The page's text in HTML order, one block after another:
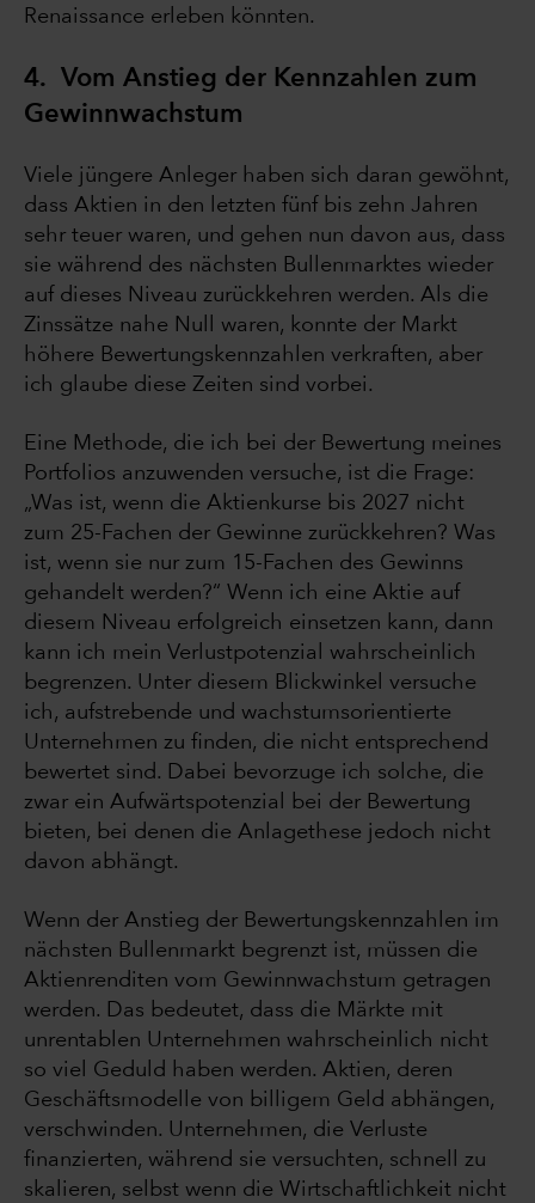
Renaissance erleben könnten.
4. Vom Anstieg der Kennzahlen zum
Gewinnwachstum
Viele jüngere Anleger haben sich daran gewöhnt,
dass Aktien in den letzten fünf bis zehn Jahren
sehr teuer waren, und gehen nun davon aus, dass
sie während des nächsten Bullenmarktes wieder
auf dieses Niveau zurückkehren werden. Als die
Zinssätze nahe Null waren, konnte der Markt
höhere Bewertungskennzahlen verkraften, aber
ich glaube diese Zeiten sind vorbei.
Eine Methode, die ich bei der Bewertung meines
Portfolios anzuwenden versuche, ist die Frage:
„Was ist, wenn die Aktienkurse bis 2027 nicht
zum 25-Fachen der Gewinne zurückkehren? Was
ist, wenn sie nur zum 15-Fachen des Gewinns
gehandelt werden?“ Wenn ich eine Aktie auf
diesem Niveau erfolgreich einsetzen kann, dann
kann ich mein Verlustpotenzial wahrscheinlich
begrenzen. Unter diesem Blickwinkel versuche
ich, aufstrebende und wachstumsorientierte
Unternehmen zu finden, die nicht entsprechend
bewertet sind. Dabei bevorzuge ich solche, die
zwar ein Aufwärtspotenzial bei der Bewertung
bieten, bei denen die Anlagethese jedoch nicht
davon abhängt.
Wenn der Anstieg der Bewertungskennzahlen im
nächsten Bullenmarkt begrenzt ist, müssen die
Aktienrenditen vom Gewinnwachstum getragen
werden. Das bedeutet, dass die Märkte mit
unrentablen Unternehmen wahrscheinlich nicht
so viel Geduld haben werden. Aktien, deren
Geschäftsmodelle von billigem Geld abhängen,
verschwinden. Unternehmen, die Verluste
finanzierten, während sie versuchten, schnell zu
skalieren, selbst wenn die Wirtschaftlichkeit nicht